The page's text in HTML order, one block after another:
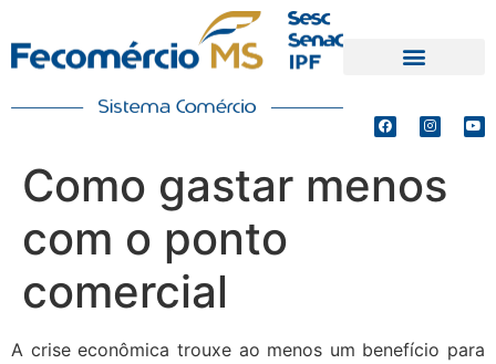
Como gastar menos
com o ponto
comercial
A crise econômica trouxe ao menos um benefício para